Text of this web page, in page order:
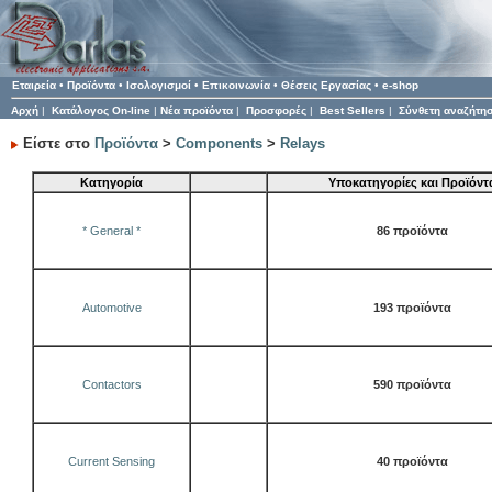
Εταιρεία • Προϊόντα • Ισολογισμοί • Επικοινωνία • Θέσεις Εργασίας • e-shop
Αρχή | Κατάλογος On-line | Νέα προϊόντα | Προσφορές | Best Sellers | Σύνθετη
Είστε στο Προϊόντα > Components > Relays
Κατηγορία Υποκατηγορίες και
* General * 86 προϊόντα
Automotive 193 προϊόντα
Contactors 590 προϊόντα
Current Sensing 40 προϊόντα